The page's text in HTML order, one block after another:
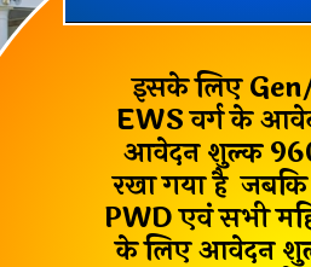
इसके लिए
EWSवर्ग के
आवेदन शुल्क
रखा गया है जबकि
PWD एवं सभी
के लिए आवेदन